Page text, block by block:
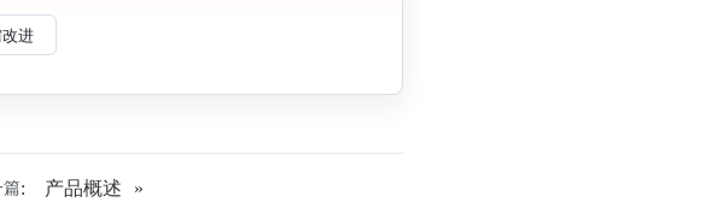
改进
: 产品概述